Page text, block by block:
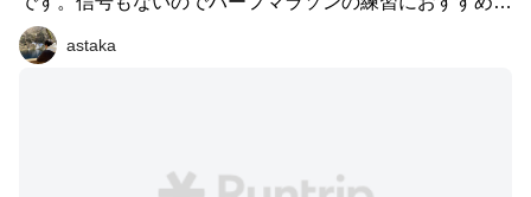
す。晴れていると富士山も見えます！
astaka